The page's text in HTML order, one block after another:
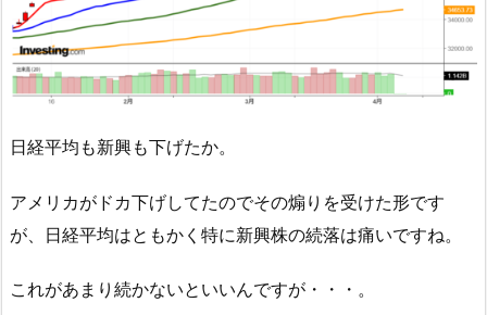
日経平均も新興も下げたか。
アメリカがドカ下げしてたのでその煽りを受けた形です
が、日経平均はともかく特に新興株の続落は痛いですね。
これがあまり続かないといいんですが・・・。